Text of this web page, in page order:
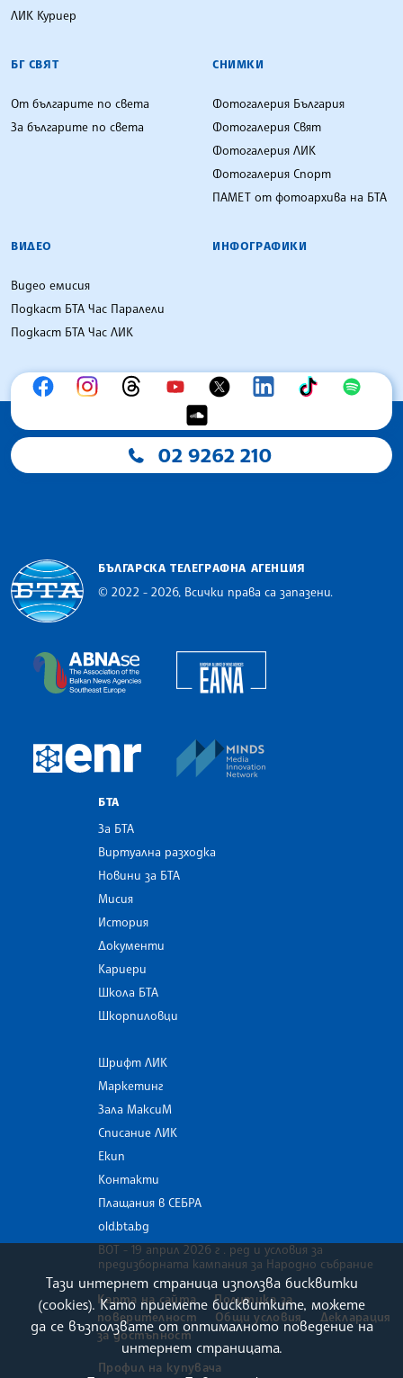
ЛИК Куриер
БГ СВЯТ
От българите по света
За българите по света
СНИМКИ
Фотогалерия България
Фотогалерия Свят
Фотогалерия ЛИК
Фотогалерия Спорт
ПАМЕТ от фотоархива на БТА
ВИДЕО
Видео емисия
Подкаст БТА Час Паралели
Подкаст БТА Час ЛИК
ИНФОГРАФИКИ
02 9262 210
БЪЛГАРСКА ТЕЛЕГРАФНА АГЕНЦИЯ
© 2022 - 2026, Всички права са запазени.
The Assocoation of the Balkan News Agencies
European Newsroom
БТА
За БТА
Виртуална разходка
Новини за БТА
Мисия
История
Документи
Кариери
Школа БТА
Шкорпиловци
Шрифт ЛИК
Маркетинг
Зала МаксиМ
Списание ЛИК
Екип
Контакти
Плащания в СЕБРА
old.bta.bg
ВОТ - 19 април 2026 г . ред и условия за
предизборната кампания за Народно събрание
Карта на сайта
Политика за
поверителност
Общи условия
Декларация
за достъпност
Профил на купувача
Тази интернет страница използва бисквитки
(cookies). Като приемете бисквитките, можете
да се възползвате от оптималното поведение на
интернет страницата.